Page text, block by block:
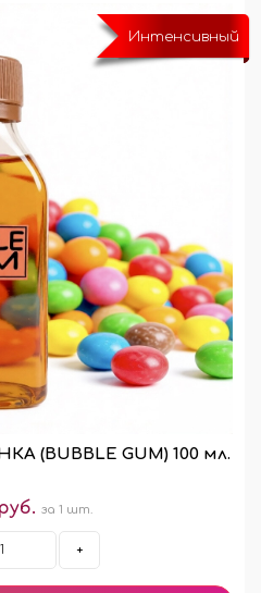
Интенсивный
(BUBBLE GUM) 100 мл.
за 1 шт.
+